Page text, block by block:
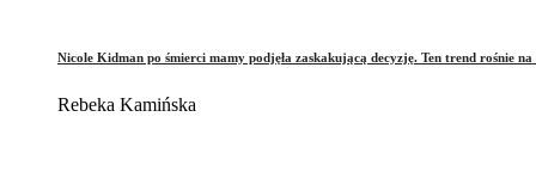
Nicole Kidman po śmierci mamy podjęła zaskakującą decyzję. Ten trend rośnie na
Rebeka Kamińska